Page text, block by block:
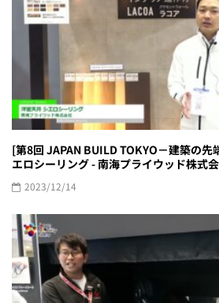
[第8回 JAPAN BUILD TOKYO－建築の先
エロシーリング - 南海プライウッド株式
2023/12/14